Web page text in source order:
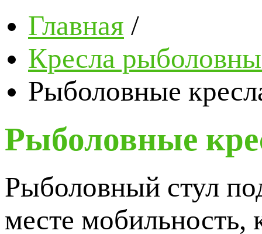
Главная /
Кресла
Рыболовные
Рыболовные
Рыболовный стул
месте мобильность,